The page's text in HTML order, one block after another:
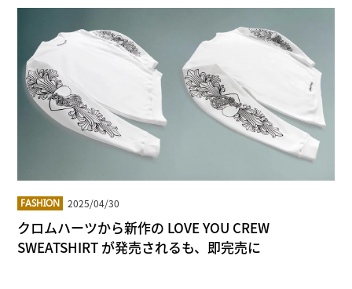
FASHION 2025/04/30
クロムハーツから新作の LOVE YOU CREW
SWEATSHIRT が発売されるも、即完売に